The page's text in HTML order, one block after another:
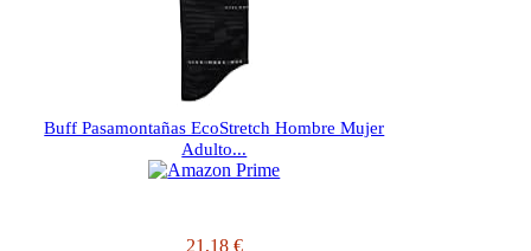
Buff Pasamontañas EcoStretch Hombre Mujer
Adulto...
21,18 €